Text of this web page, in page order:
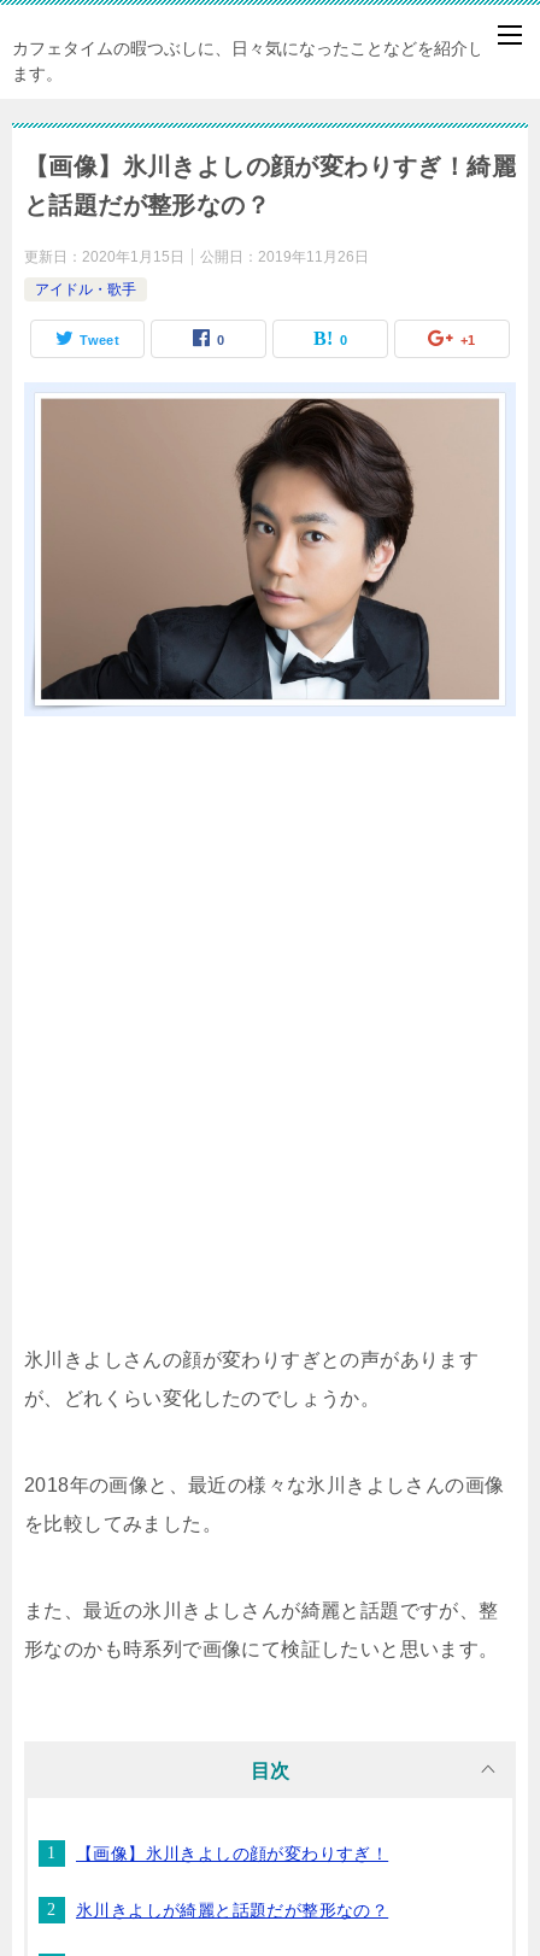
カフェタイムの暇つぶしに、日々気になったことなどを紹介してい
ます。
【画像】氷川きよしの顔が変わりすぎ！綺麗
と話題だが整形なの？
更新日： 2020年1月15日 公開日： 2019年11月26日
アイドル・歌手
Tweet 0 0 +1
氷川きよしさんの顔が変わりすぎとの声があります
が、どれくらい変化したのでしょうか。
2018年の画像と、最近の様々な氷川きよしさんの画像
を比較してみました。
また、最近の氷川きよしさんが綺麗と話題ですが、整
形なのかも時系列で画像にて検証したいと思います。
目次
【画像】氷川きよしの顔が変わりすぎ！
氷川きよしが綺麗と話題だが整形なの？